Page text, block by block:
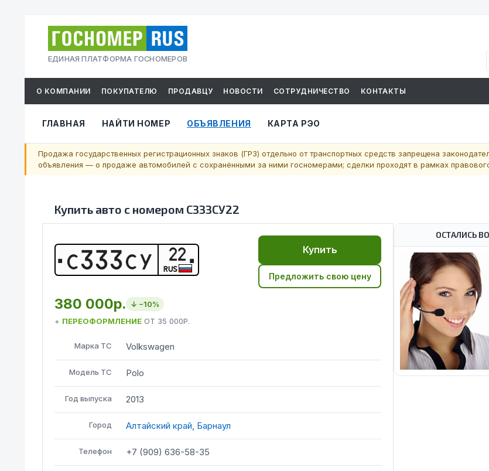
ЕДИНАЯ ПЛАТФОРМА ГОСНОМЕРОВ
О КОМПАНИИ ПОКУПАТЕЛЮ ПРОДАВЦУ НОВОСТИ СОТРУДНИЧЕСТВО КОНТАКТЫ
ГЛАВНАЯ НАЙТИ НОМЕР ОБЪЯВЛЕНИЯ КАРТА РЭО
Продажа государственных регистрационных знаков (ГРЗ) отдельно от транспортных средств запрещена
объявления — о продаже автомобилей с сохранёнными за ними госномерами; сделки проходят в рамках
Купить авто с номером С333СУ22
С333СУ 22
RUS
Купить
Предложить свою цену
380 000р. ↓ −10%
+ ПЕРЕОФОРМЛЕНИЕ ОТ 35 000Р.
Марка ТС Volkswagen
Модель ТС Polo
Год выпуска 2013
Город Алтайский край, Барнаул
Телефон +7 (909) 636-58-35
ОСТАЛИСЬ